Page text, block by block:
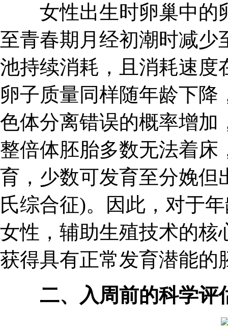
女性出生时卵巢中的
至青春期月经初潮时减少
池持续消耗，且消耗速度
卵子质量同样随年龄下
色体分离错误的概率增加
整倍体胚胎多数无法着床
育，少数可发育至分娩但
氏综合征)。因此，对于
女性，辅助生殖技术的核
获得具有正常发育潜能的
二、入周前的科学评